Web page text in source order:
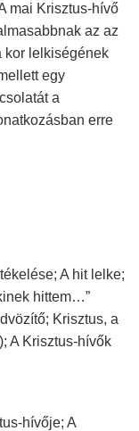
mai Krisztus-hívő
az az
kor lelkiségének
egy
a
erre
A hit lelke;
hittem…”
Krisztus, a
A Krisztus-hívők
hívője; A